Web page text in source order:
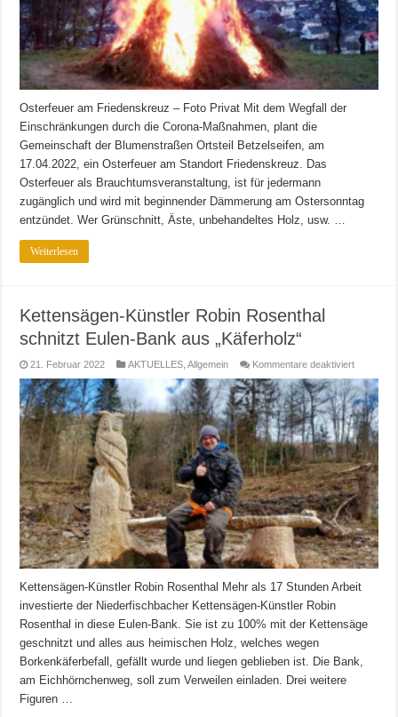
Osterfeuer am Friedenskreuz – Foto Privat Mit dem Wegfall der
Einschränkungen durch die Corona-Maßnahmen, plant die
Gemeinschaft der Blumenstraßen Ortsteil Betzelseifen, am
17.04.2022, ein Osterfeuer am Standort Friedenskreuz. Das
Osterfeuer als Brauchtumsveranstaltung, ist für jedermann
zugänglich und wird mit beginnender Dämmerung am Ostersonntag
entzündet. Wer Grünschnitt, Äste, unbehandeltes Holz, usw. …
Weiterlesen
Kettensägen-Künstler Robin Rosenthal
schnitzt Eulen-Bank aus „Käferholz“
21. Februar 2022 AKTUELLES ,Allgemein Kommentare deaktiviertfür
Künstler
Robin
Rosenthal
schnitzt
Eulen-
Bank
aus
Kettensägen-Künstler Robin Rosenthal Mehr als 17 Stunden Arbeit
investierte der Niederfischbacher Kettensägen-Künstler Robin
Rosenthal in diese Eulen-Bank. Sie ist zu 100% mit der Kettensäge
geschnitzt und alles aus heimischen Holz, welches wegen
Borkenkäferbefall, gefällt wurde und liegen geblieben ist. Die Bank,
am Eichhörnchenweg, soll zum Verweilen einladen. Drei weitere
Figuren …